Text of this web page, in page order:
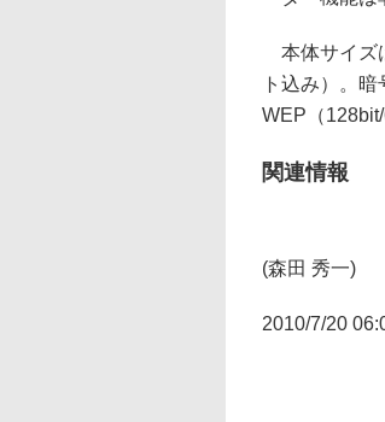
本体サイズ
ト込み）。
WEP（
関連情報
(森田 秀一)
2010/7/20